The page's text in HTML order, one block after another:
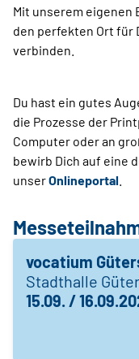
Mit unserem
den perfekten Ort für
verbinden.
Du hast ein gutes
die Prozesse der
Computer oder an
bewirb Dich auf eine
unserOnlineportal
vocatium
Stadthalle
15.09. /